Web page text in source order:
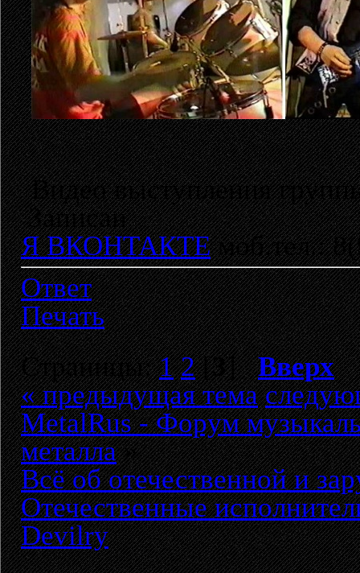
Видео выступления
Записан
Я ВКОНТАКТЕмоб.тел.:
Ответ
Печать
Страницы:1 2[3]Вверх
« предыдущая тема
MetalRus - Форум
металла»
Всё об отечественной и
Отечественные
Devilry